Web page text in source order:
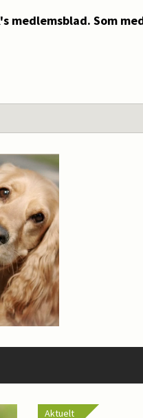
medlemsblad. Som
Aktuelt